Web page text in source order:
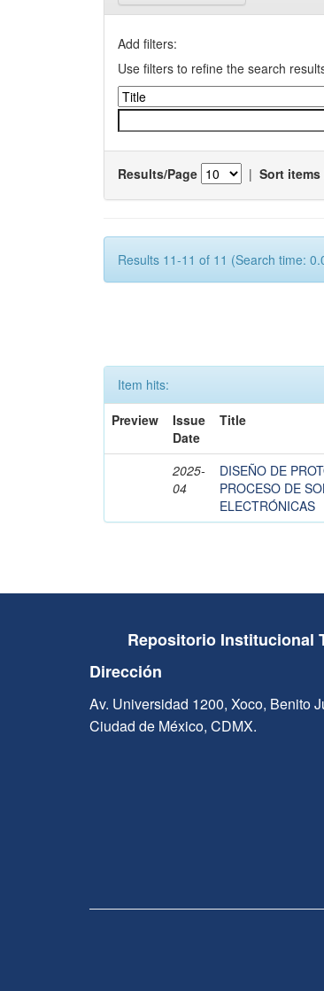
Add filters:
Use filters to refine the search
Results/Page | Sort items
Results 11-11 of 11 (Search time:
Item hits:
Preview
Issue
Date
Title
2025-
04
DISEÑO DE
PROCESO DE
ELECTRÓNICAS
Repositorio Institucional
Dirección
Av. Universidad 1200, Xoco, Benito
Ciudad de México, CDMX.